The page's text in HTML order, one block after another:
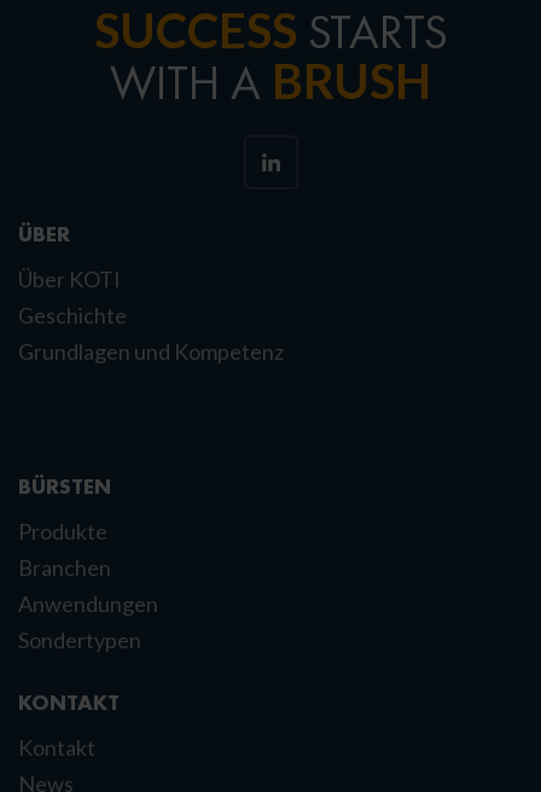
SUCCESS STARTS
WITH A BRUSH
ÜBER
Über KOTI
Geschichte
Grundlagen und Kompetenz
BÜRSTEN
Produkte
Branchen
Anwendungen
Sondertypen
KONTAKT
Kontakt
News